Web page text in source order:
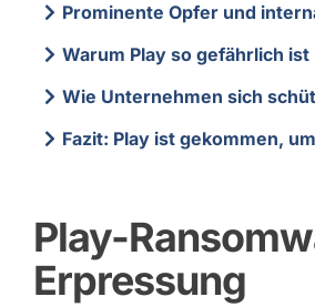
Prominente Opfer und
Warum Play so gefährlich ist
Wie Unternehmen sich
Fazit: Play ist gekommen,
Play-
Erpressung